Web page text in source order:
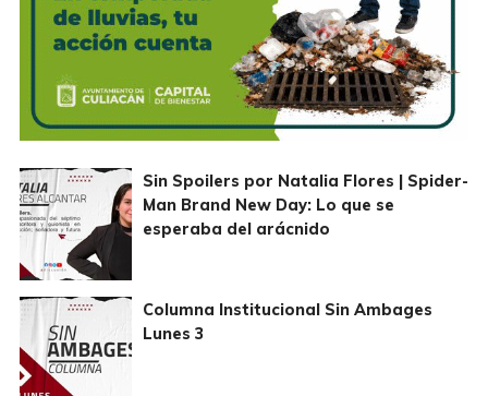
Sin Spoilers por Natalia Flores | Spider-
Man Brand New Day: Lo que se
esperaba del arácnido
Columna Institucional Sin Ambages
Lunes 3